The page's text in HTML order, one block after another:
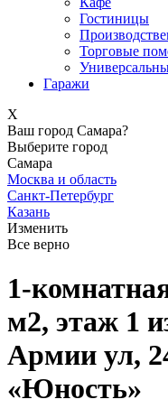
Гостиницы
Торговые
Гаражи
X
Ваш город Самара?
Выберите город
Самара
Москва и область
Санкт-Петербург
Казань
Изменить
Все верно
1-
м2, этаж 1
Армии ул,
«Юность»